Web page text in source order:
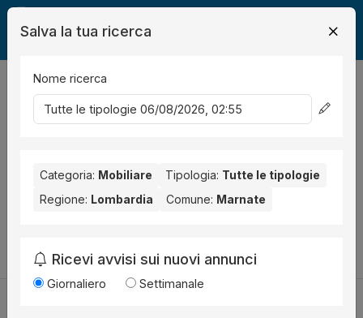
Legalmente Mobili
risultati Ordina per
risultato per la Provincia selezionata:Varese
Prova a modificare i parametri di ricerca:
Salva la tua ricerca
Nome ricerca
Categoria: Mobiliare Tipologia: Tutte le tipologie
Regione: Lombardia Comune: Marnate
Ricevi avvisi sui nuovi annunci
Giornaliero Settimanale